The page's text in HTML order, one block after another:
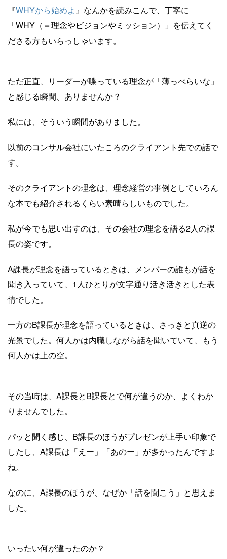
『WHYから始めよ 』なんかを読みこんで、丁寧に
「WHY（＝理念やビジョンやミッション）」を伝えてく
ださる方もいらっしゃいます。
ただ正直、リーダーが喋っている理念が「薄っぺらいな」
と感じる瞬間、ありませんか？
私には、そういう瞬間がありました。
以前のコンサル会社にいたころのクライアント先での話で
す。
そのクライアントの理念は、理念経営の事例としていろん
な本でも紹介されるくらい素晴らしいものでした。
私が今でも思い出すのは、その会社の理念を語る2人の課
長の姿です。
A課長が理念を語っているときは、メンバーの誰もが話を
聞き入っていて、1人ひとりが文字通り活き活きとした表
情でした。
一方のB課長が理念を語っているときは、さっきと真逆の
光景でした。何人かは内職しながら話を聞いていて、もう
何人かは上の空。
その当時は、A課長とB課長とで何が違うのか、よくわか
りませんでした。
パッと聞く感じ、B課長のほうがプレゼンが上手い印象で
したし、A課長は「えー」「あのー」が多かったんですよ
ね。
なのに、A課長のほうが、なぜか「話を聞こう」と思えま
した。
いったい何が違ったのか？